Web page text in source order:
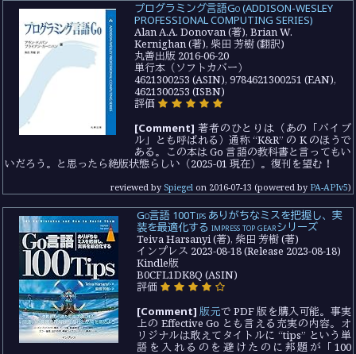
プログラミング言語Go (ADDISON-WESLEY
PROFESSIONAL COMPUTING SERIES)
Alan A.A. Donovan (著), Brian W.
Kernighan (著), 柴田 芳樹 (翻訳)
丸善出版 2016-06-20
単行本（ソフトカバー）
4621300253 (ASIN), 9784621300251 (EAN),
4621300253 (ISBN)
評価
[Comment] 著者のひとりは（あの「バイブ
ル」とも呼ばれる）通称 “K&R” の K のほうで
ある。この本は Go 言語の教科書と言ってもい
いだろう。と思ったら絶版状態らしい（2025-01 現在）。復刊を望む！
reviewed by Spiegelon 2016-07-13 (powered by PA-APIv5)
Go言語 100Tips ありがちなミスを把握し、実
装を最適化する impress top gearシリーズ
Teiva Harsanyi (著), 柴田 芳樹 (著)
インプレス 2023-08-18 (Release 2023-08-18)
Kindle版
B0CFL1DK8Q (ASIN)
評価
[Comment] 版元で PDF 版を購入可能。事実
上の Effective Go とも言える充実の内容。オ
リジナルは敢えてタイトルに “tips” という単
語を入れるのを避けたのに邦題が「100